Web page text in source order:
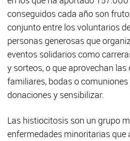
conseguidos cada año son
conjunto entre los voluntarios
personas generosas que
eventos solidarios como
y sorteos, o que aprovechan las
familiares, bodas o
donaciones y sensibilizar.
Las histiocitosis son un grupo
enfermedades minoritarias